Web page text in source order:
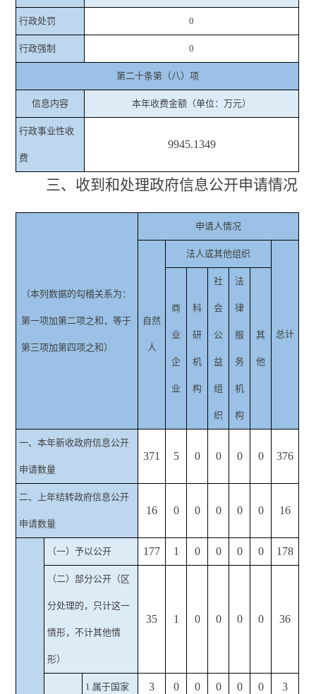
行政处罚 0
行政强制 0
第二十条第（八）项
信息内容 本年收费金额（单位：万元）
行政事业性收
费
9945.1349
三、收到和处理政府信息公开申请情况
（本列数据的勾稽关系为：
第一项加第二项之和，等于
第三项加第四项之和）
申请人情况
自然
人
法人或其他组织
总计
商
业
企
业
科
研
机
构
社
会
公
益
组
织
法
律
服
务
机
构
其
他
一、本年新收政府信息公开
申请数量
371 5 0 0 0 0 376
二、上年结转政府信息公开
申请数量
16 0 0 0 0 0 16
（一）予以公开 177 1 0 0 0 0 178
（二）部分公开 （区
分处理的，只计这一
情形，不计其他情
形）
35 1 0 0 0 0 36
1.属于国家 3 0 0 0 0 0 3